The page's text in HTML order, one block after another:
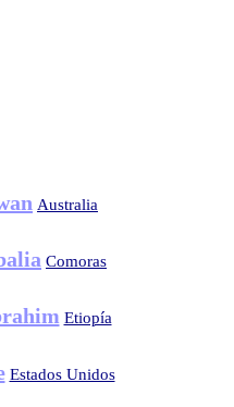
Australia
Comoras
Etiopía
Estados Unidos